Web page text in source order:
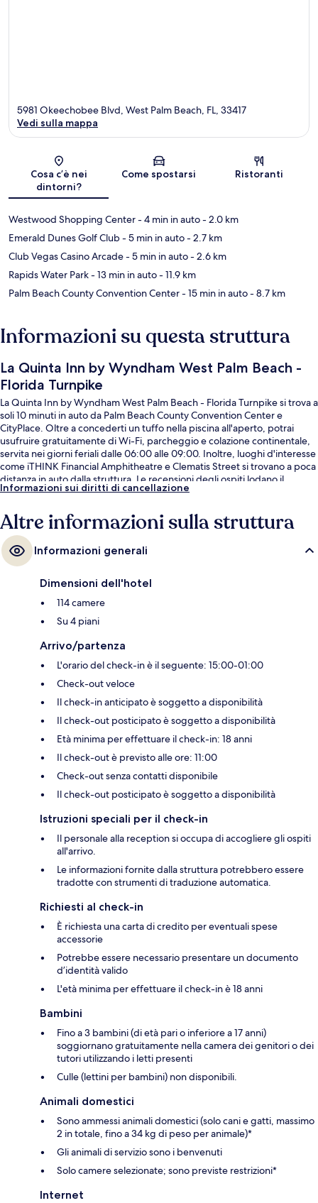
Mappa
5981 Okeechobee Blvd, West Palm Beach, FL, 33417
Vedi sulla mappa
Cosa c’è nei
dintorni?
Come spostarsi Ristoranti
Westwood Shopping Center- 4 min in auto- 2.0 km
Emerald Dunes Golf Club- 5 min in auto- 2.7 km
Club Vegas Casino Arcade- 5 min in auto- 2.6 km
Rapids Water Park- 13 min in auto- 11.9 km
Palm Beach County Convention Center- 15 min in auto- 8.7 km
Informazioni su questa struttura
La Quinta Inn by Wyndham West Palm Beach -
Florida Turnpike
La Quinta Inn by Wyndham West Palm Beach - Florida Turnpike si trova a
soli 10 minuti in auto da Palm Beach County Convention Center e
CityPlace. Oltre a concederti un tuffo nella piscina all'aperto, potrai
usufruire gratuitamente di Wi-Fi, parcheggio e colazione continentale,
servita nei giorni feriali dalle 06:00 alle 09:00. Inoltre, luoghi d'interesse
come iTHINK Financial Amphitheatre e Clematis Street si trovano a poca
distanza in auto dalla struttura. Le recensioni degli ospiti lodano il
personale gentile della struttura.
Informazioni sui diritti di cancellazione
Altre informazioni sulla struttura
Informazioni generali
Dimensioni dell'hotel
114 camere
Su 4 piani
Arrivo/partenza
L'orario del check-in è il seguente: 15:00-01:00
Check-out veloce
Il check-in anticipato è soggetto a disponibilità
Il check-out posticipato è soggetto a disponibilità
Età minima per effettuare il check-in: 18 anni
Il check-out è previsto alle ore: 11:00
Check-out senza contatti disponibile
Il check-out posticipato è soggetto a disponibilità
Istruzioni speciali per il check-in
Il personale alla reception si occupa di accogliere gli ospiti
all'arrivo.
Le informazioni fornite dalla struttura potrebbero essere
tradotte con strumenti di traduzione automatica.
Richiesti al check-in
È richiesta una carta di credito per eventuali spese
accessorie
Potrebbe essere necessario presentare un documento
d’identità valido
L'età minima per effettuare il check-in è 18 anni
Bambini
Fino a 3 bambini (di età pari o inferiore a 17 anni)
soggiornano gratuitamente nella camera dei genitori o dei
tutori utilizzando i letti presenti
Culle (lettini per bambini) non disponibili.
Animali domestici
Sono ammessi animali domestici (solo cani e gatti, massimo
2 in totale, fino a 34 kg di peso per animale)*
Gli animali di servizio sono i benvenuti
Solo camere selezionate; sono previste restrizioni*
Internet